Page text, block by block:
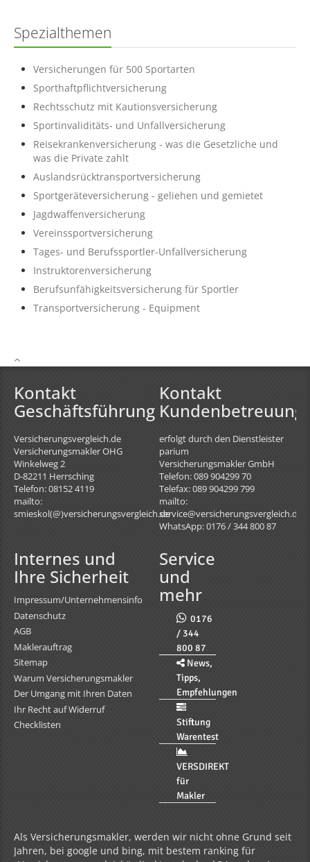
Spezialthemen
Versicherungen für 500 Sportarten
Sporthaftpflichtversicherung
Rechtsschutz mit Kautionsversicherung
Sportinvaliditäts- und Unfallversicherung
Reisekrankenversicherung - was die Gesetzliche und
was die Private zahlt
Auslandsrücktransportversicherung
Sportgeräteversicherung - geliehen und gemietet
Jagdwaffenversicherung
Vereinssportversicherung
Tages- und Berufssportler-Unfallversicherung
Instruktorenversicherung
Berufsunfähigkeitsversicherung für Sportler
Transportversicherung - Equipment
Kontakt
Geschäftsführung
Versicherungsvergleich.de
Versicherungsmakler OHG
Winkelweg 2
D-82211 Herrsching
Telefon: 08152 4119
mailto:
smieskol(@)versicherungsvergleich.de
Kontakt
Kundenbetreuung
erfolgt durch den Dienstleister
parium
Versicherungsmakler GmbH
Telefon: 089 904299 70
Telefax: 089 904299 799
mailto:
service@versicherungsvergleich.de
WhatsApp: 0176 / 344 800 87
Internes und
Ihre Sicherheit
Impressum/Unternehmensinfo
Datenschutz
AGB
Maklerauftrag
Sitemap
Warum Versicherungsmakler
Der Umgang mit Ihren Daten
Ihr Recht auf Widerruf
Checklisten
Service
und
mehr
0176
/ 344
800 87
News,
Tipps,
Empfehlungen
Stiftung
Warentest
VERSDIREKT
für
Makler
Als Versicherungsmakler, werden wir nicht ohne Grund seit
Jahren, bei google und bing, mit bestem ranking für